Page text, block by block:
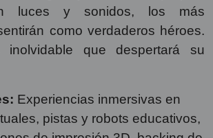
luces y sonidos, los más
como verdaderos héroes.
inolvidable que despertará su
Experiencias inmersivas en
pistas y robots educativos,